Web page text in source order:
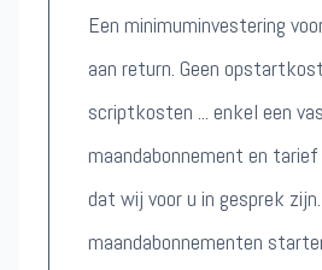
Een minimuminvestering
aan return. Geen
scriptkosten ... enkel een
maandabonnement en
dat wij voor u in gesprek
maandabonnementen